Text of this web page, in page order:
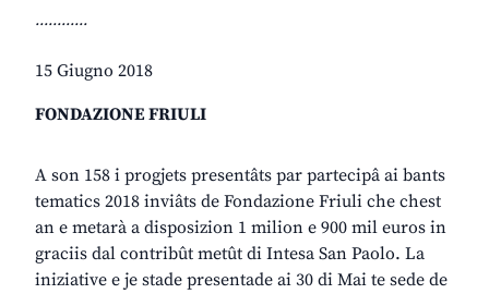
............
15 Giugno 2018
FONDAZIONE FRIULI
A son 158 i progjets presentâts par partecipâ ai bants
tematics 2018 inviâts de Fondazione Friuli che chest
an e metarà a disposizion 1 milion e 900 mil euros in
graciis dal contribût metût di Intesa San Paolo. La
iniziative e je stade presentade ai 30 di Mai te sede de